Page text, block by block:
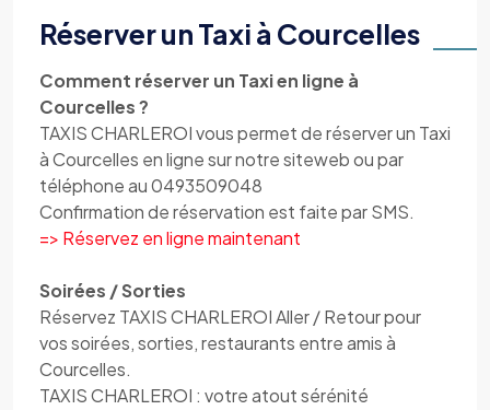
Réserver un Taxi à Courcelles
Comment réserver un Taxi en ligne à
Courcelles ?
TAXIS CHARLEROI vous permet de réserver un Taxi
à Courcelles en ligne sur notre siteweb ou par
téléphone au 0493509048
Confirmation de réservation est faite par SMS.
=> Réservez en ligne maintenant
Soirées / Sorties
Réservez TAXIS CHARLEROI Aller / Retour pour
vos soirées, sorties, restaurants entre amis à
Courcelles.
TAXIS CHARLEROI : votre atout sérénité